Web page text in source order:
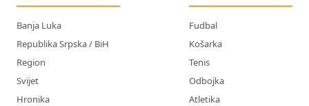
Banja Luka
Republika Srpska / BiH
Region
Svijet
Hronika
Fudbal
Košarka
Tenis
Odbojka
Atletika